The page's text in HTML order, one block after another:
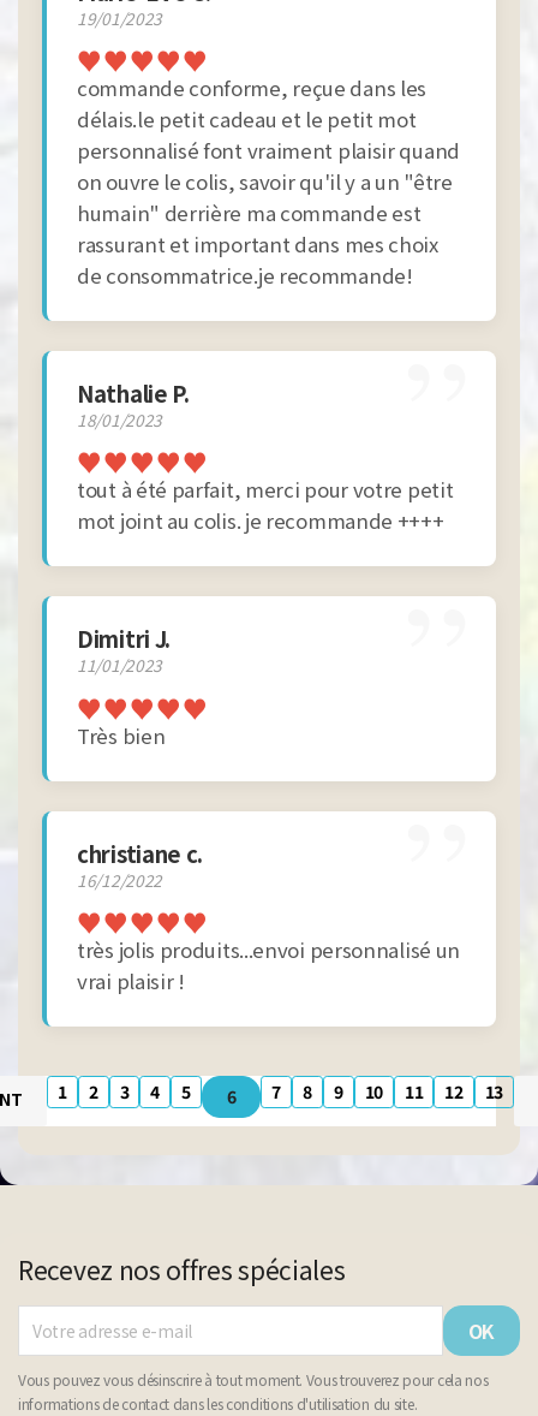
19/01/2023
♥♥♥♥♥
commande conforme, reçue dans les
délais.le petit cadeau et le petit mot
personnalisé font vraiment plaisir quand
on ouvre le colis, savoir qu'il y a un "être
humain" derrière ma commande est
rassurant et important dans mes choix
de consommatrice.je recommande!
”
Nathalie P.
18/01/2023
♥♥♥♥♥
tout à été parfait, merci pour votre petit
mot joint au colis. je recommande ++++
”
Dimitri J.
11/01/2023
♥♥♥♥♥
Très bien
”
christiane c.
16/12/2022
♥♥♥♥♥
très jolis produits...envoi personnalisé un
vrai plaisir !
1 2 3 4 5 6 7 8 9 10 11 12 13
Recevez nos offres spéciales
Vous pouvez vous désinscrire à tout moment. Vous trouverez pour cela nos
informations de contact dans les conditions d'utilisation du site.